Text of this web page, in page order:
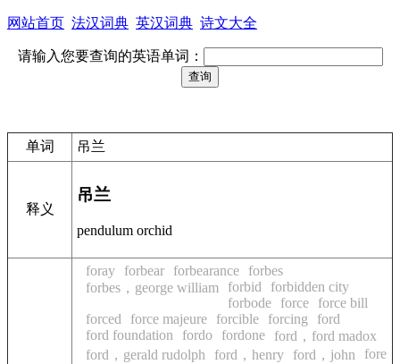
网站首页 法汉词典 英汉词典 诗文大全
请输入您要查询的英语单词：
单词 吊兰
释义
吊兰
pendulum orchid
foray forbear forbearance
forbes
forbes，george william
forbid
forbidden city
forbode
force
force bill
forced
force majeure forcible forcing
ford
ford foundation
fordo fordone
ford，ford madox
ford，gerald rudolph
ford，henry ford，john
fore